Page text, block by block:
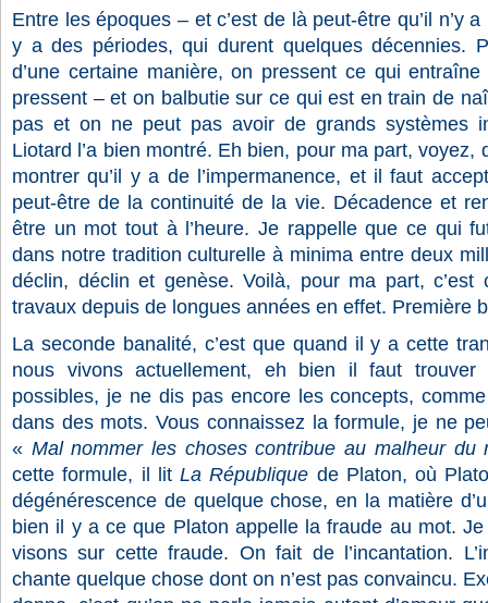
Entre les époques – et c’est de là peut-être qu’il n’y
y a des périodes, qui durent quelques décennies.
d’une certaine manière, on pressent ce qui
pressent – et on balbutie sur ce qui est en train de
pas et on ne peut pas avoir de grands systèmes
Liotard l’a bien montré. Eh bien, pour ma part, voyez,
montrer qu’il y a de l’impermanence, et il faut
peut-être de la continuité de la vie. Décadence et
être un mot tout à l’heure. Je rappelle que ce qui
dans notre tradition culturelle à minima entre deux
déclin, déclin et genèse. Voilà, pour ma part,
travaux depuis de longues années en effet. Première
La seconde banalité, c’est que quand il y a cette
nous vivons actuellement, eh bien il faut
possibles, je ne dis pas encore les concepts,
dans des mots. Vous connaissez la formule, je ne
« Mal nommer les choses contribue au malheur du
cette formule, il litLa République de Platon, où
dégénérescence de quelque chose, en la matière
bien il y a ce que Platon appelle la fraude au mot. Je
visons sur cette fraude. On fait de l’incantation.
chante quelque chose dont on n’est pas convaincu.